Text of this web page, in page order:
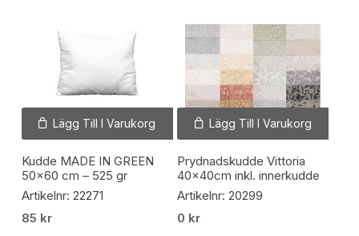
Lägg Till I Varukorg
Kudde MADE IN GREEN
50×60 cm – 525 gr
Artikelnr: 22271
85 kr
Lägg Till I Varukorg
Prydnadskudde Vittoria
40x40cm inkl. innerkudde
Artikelnr: 20299
0 kr